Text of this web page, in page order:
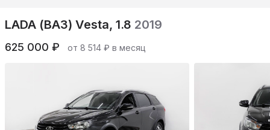
LADA (ВАЗ) Vesta, 1.8 2019
625 000 ₽ от 8 514 ₽ в месяц